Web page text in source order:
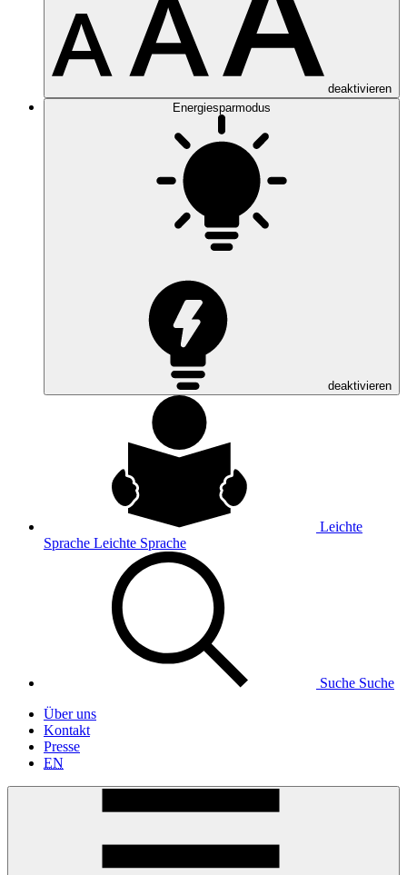
deaktivieren
Energiesparmodus
deaktivieren
Leichte
Sprache Leichte Sprache
Suche Suche
Über uns
Kontakt
Presse
EN